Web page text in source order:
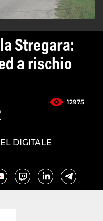
Stregara:
a rischio
12975
DIGITALE